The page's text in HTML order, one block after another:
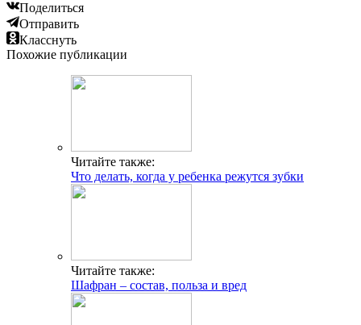
Поделиться
Отправить
Класснуть
Похожие публикации
Читайте также:
Что делать, когда у ребенка режутся зубки
Читайте также:
Шафран – состав, польза и вред